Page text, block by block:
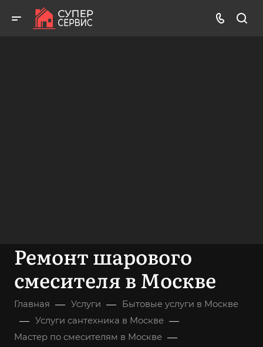
Ремонт шарового
смесителя в Москве
Главная — Услуги — Бытовые услуги в Москве
— Услуги сантехника в Москве —
Мастер по смесителям в Москве —